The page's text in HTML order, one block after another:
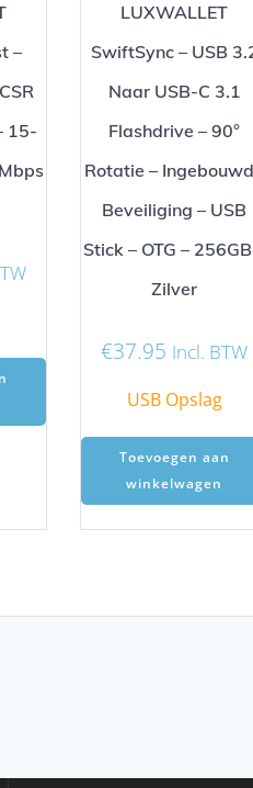
–
15-
LUXWALLET
SwiftSync – USB
Naar USB-C 3.1
Flashdrive – 90°
Rotatie –
Beveiliging – USB
Stick – OTG –
Zilver
€37.95 Incl. BTW
USB Opslag
Toevoegen aan
winkelwagen